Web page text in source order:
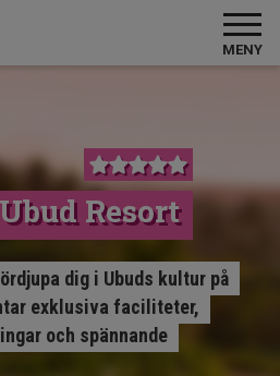
MENY
Resort
dig i Ubuds kultur på
exklusiva faciliteter,
och spännande